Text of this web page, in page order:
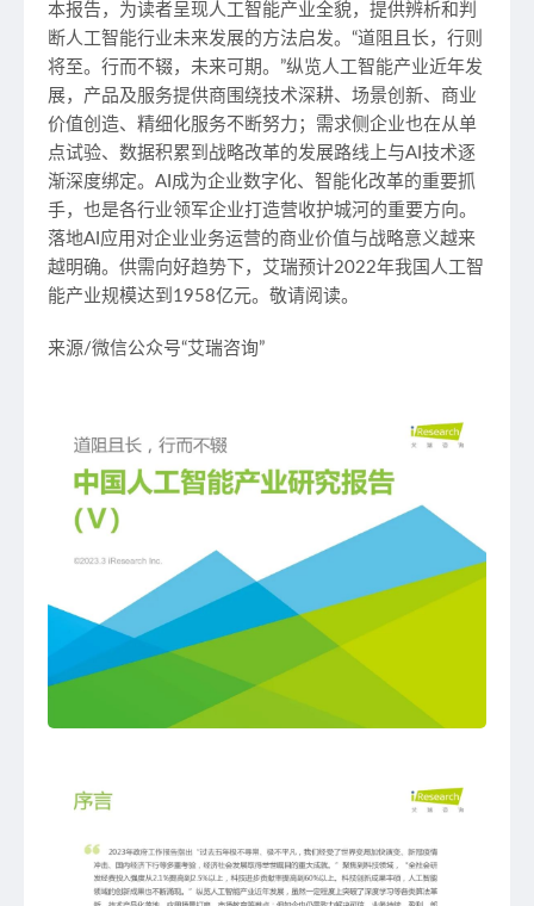
本报告，为读者呈现人工智能产业全貌，提供辨析和判
断人工智能行业未来发展的方法启发。“道阻且长，行则
将至。行而不辍，未来可期。”纵览人工智能产业近年发
展，产品及服务提供商围绕技术深耕、场景创新、商业
价值创造、精细化服务不断努力；需求侧企业也在从单
点试验、数据积累到战略改革的发展路线上与AI技术逐
渐深度绑定。AI成为企业数字化、智能化改革的重要抓
手，也是各行业领军企业打造营收护城河的重要方向。
落地AI应用对企业业务运营的商业价值与战略意义越来
越明确。供需向好趋势下，艾瑞预计2022年我国人工智
能产业规模达到1958亿元。敬请阅读。
来源/微信公众号“艾瑞咨询”